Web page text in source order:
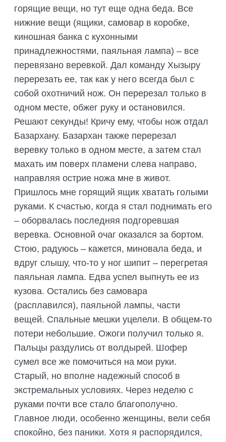
горящие вещи, но тут еще одна беда. Все
нижние вещи (ящики, самовар в коробке,
киношная банка с кухонными
принадлежностями, паяльная лампа) – все
перевязано веревкой. Дал команду Хызыру
перерезать ее, так как у него всегда был с
собой охотничий нож. Он перерезал только в
одном месте, обжег руку и остановился.
Решают секунды! Кричу ему, чтобы нож отдал
Базархану. Базархан также перерезал
веревку только в одном месте, а затем стал
махать им поверх пламени слева направо,
направляя острие ножа мне в живот.
Пришлось мне горящий ящик хватать голыми
руками. К счастью, когда я стал поднимать его
– оборвалась последняя подгоревшая
веревка. Основной очаг оказался за бортом.
Стою, радуюсь – кажется, миновала беда, и
вдруг слышу, что-то у ног шипит – перегретая
паяльная лампа. Едва успел выпнуть ее из
кузова. Остались без самовара
(расплавился), паяльной лампы, части
вещей. Спальные мешки уцелели. В общем-то
потери небольшие. Ожоги получил только я.
Пальцы раздулись от волдырей. Шофер
сумел все же помочиться на мои руки.
Старый, но вполне надежный способ в
экстремальных условиях. Через неделю с
руками почти все стало благополучно.
Главное люди, особенно женщины, вели себя
спокойно, без паники. Хотя я распорядился,